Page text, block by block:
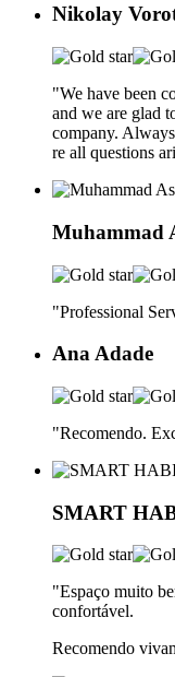
Nikolay
"We have been
and we are glad
company.
re all questions
Muhammad
"Professional
Ana Adade
"Recomendo.
SMART
"Espaço muito
confortável.
Recomendo